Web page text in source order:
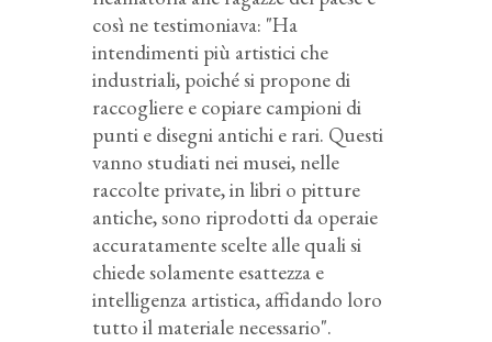
così ne testimoniava: "Ha
intendimenti più artistici che
industriali, poiché si propone di
raccogliere e copiare campioni di
punti e disegni antichi e rari. Questi
vanno studiati nei musei, nelle
raccolte private, in libri o pitture
antiche, sono riprodotti da operaie
accuratamente scelte alle quali si
chiede solamente esattezza e
intelligenza artistica, affidando loro
tutto il materiale necessario".